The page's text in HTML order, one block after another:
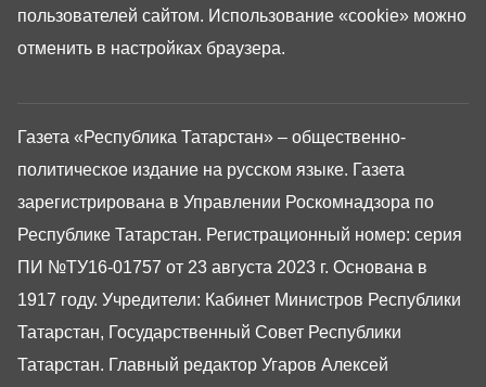
Газета «Республика Татарстан» – общественно-
политическое издание на русском языке. Газета
зарегистрирована в Управлении Роскомнадзора по
Республике Татарстан. Регистрационный номер: серия
ПИ №ТУ16-01757 от 23 августа 2023 г. Основана в
1917 году. Учредители: Кабинет Министров Республики
Татарстан, Государственный Совет Республики
Татарстан. Главный редактор Угаров Алексей
пользователей сайтом. Использование «cookie» можно
отменить в настройках браузера.